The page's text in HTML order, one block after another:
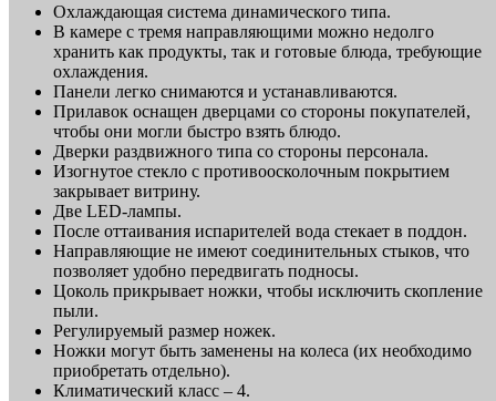
Охлаждающая система динамического типа.
В камере с тремя направляющими можно недолго
хранить как продукты, так и готовые блюда, требующие
охлаждения.
Панели легко снимаются и устанавливаются.
Прилавок оснащен дверцами со стороны покупателей,
чтобы они могли быстро взять блюдо.
Дверки раздвижного типа со стороны персонала.
Изогнутое стекло с противоосколочным покрытием
закрывает витрину.
Две LED-лампы.
После оттаивания испарителей вода стекает в поддон.
Направляющие не имеют соединительных стыков, что
позволяет удобно передвигать подносы.
Цоколь прикрывает ножки, чтобы исключить скопление
пыли.
Регулируемый размер ножек.
Ножки могут быть заменены на колеса (их необходимо
приобретать отдельно).
Климатический класс – 4.